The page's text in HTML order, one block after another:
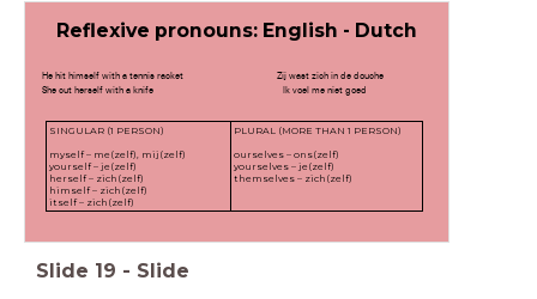
Reflexive pronouns: English - Dutch
He hit himself with a tennis racket Zij wast zich in de douche
She cut herself with a knife Ik voel me niet goed
SINGULAR (1 PERSON)
myself – me(zelf), mij(zelf)
yourself – je(zelf)
herself – zich(zelf)
himself – zich(zelf)
itself – zich(zelf)
PLURAL (MORE THAN 1 PERSON)
ourselves – ons(zelf)
yourselves – je(zelf)
themselves – zich(zelf)
Slide 19 - Slide